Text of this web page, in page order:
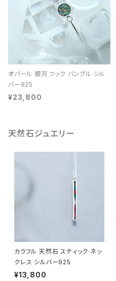
オパール 銀河 フック バングル シル
バー925
¥23,800
天然石ジュエリー
カラフル 天然石 スティック ネッ
クレス シルバー925
¥13,800